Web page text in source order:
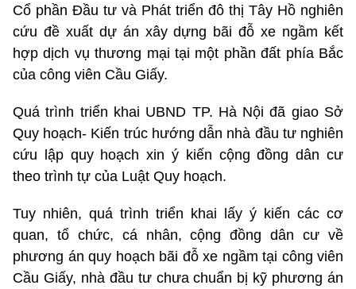
Cổ phần Đầu tư và Phát triển đô thị Tây Hồ nghiên
cứu đề xuất dự án xây dựng bãi đỗ xe ngầm kết
hợp dịch vụ thương mại tại một phần đất phía Bắc
của công viên Cầu Giấy.
Quá trình triển khai UBND TP. Hà Nội đã giao Sở
Quy hoạch- Kiến trúc hướng dẫn nhà đầu tư nghiên
cứu lập quy hoạch xin ý kiến cộng đồng dân cư
theo trình tự của Luật Quy hoạch.
Tuy nhiên, quá trình triển khai lấy ý kiến các cơ
quan, tổ chức, cá nhân, cộng đồng dân cư về
phương án quy hoạch bãi đỗ xe ngầm tại công viên
Cầu Giấy, nhà đầu tư chưa chuẩn bị kỹ phương án